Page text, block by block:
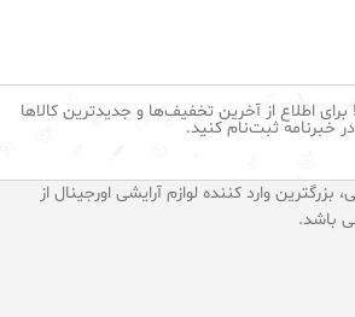
اطلاع از آخرین تخفیف‌ها و جدیدترین کالاها
در خبرنامه ثبت‌نام کنید.
وارد کننده لوازم آرایشی اورجینال از
باشد.